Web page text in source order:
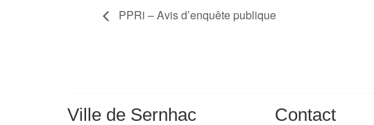
PPRi – Avis d’enquête publique
Ville de Sernhac Contact